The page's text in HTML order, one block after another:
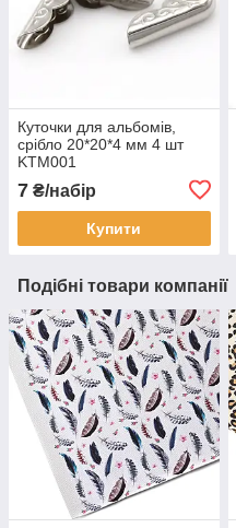
Куточки для альбомів,
срібло 20*20*4 мм 4 шт
KTM001
7 ₴/набір
Купити
Подібні товари компанії